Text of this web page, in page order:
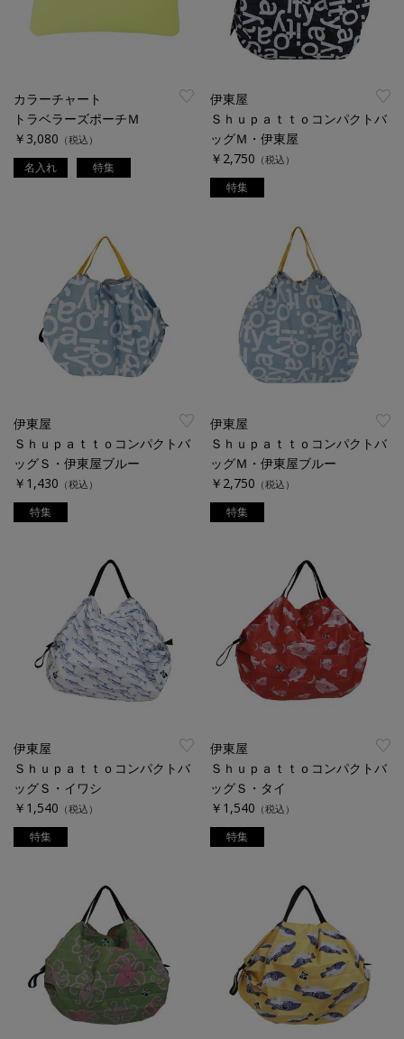
カラーチャート
トラベラーズポーチＭ
￥3,080 （税込）
名入れ 特集
伊東屋
Ｓｈｕｐａｔｔｏコンパクトバ
ッグＭ・伊東屋
￥2,750 （税込）
特集
伊東屋
Ｓｈｕｐａｔｔｏコンパクトバ
ッグＳ・伊東屋ブルー
￥1,430 （税込）
特集
伊東屋
Ｓｈｕｐａｔｔｏコンパクトバ
ッグＭ・伊東屋ブルー
￥2,750 （税込）
特集
伊東屋
Ｓｈｕｐａｔｔｏコンパクトバ
ッグＳ・イワシ
￥1,540 （税込）
特集
伊東屋
Ｓｈｕｐａｔｔｏコンパクトバ
ッグＳ・タイ
￥1,540 （税込）
特集